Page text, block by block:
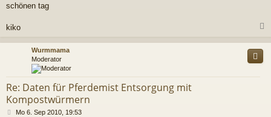
schönen tag
kiko
c
Wurmmama
Moderator
Re: Daten für Pferdemist Entsorgung mit
Kompostwürmern
BMo 6. Sep 2010, 19:53